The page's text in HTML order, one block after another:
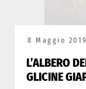
8 Maggio 2019
L’ALBERO
GLICINE